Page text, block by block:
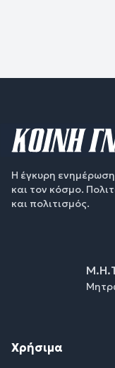
Η έγκυρη ενημέρωση
και τον κόσμο.
και πολιτισμός.
Χρήσιμα